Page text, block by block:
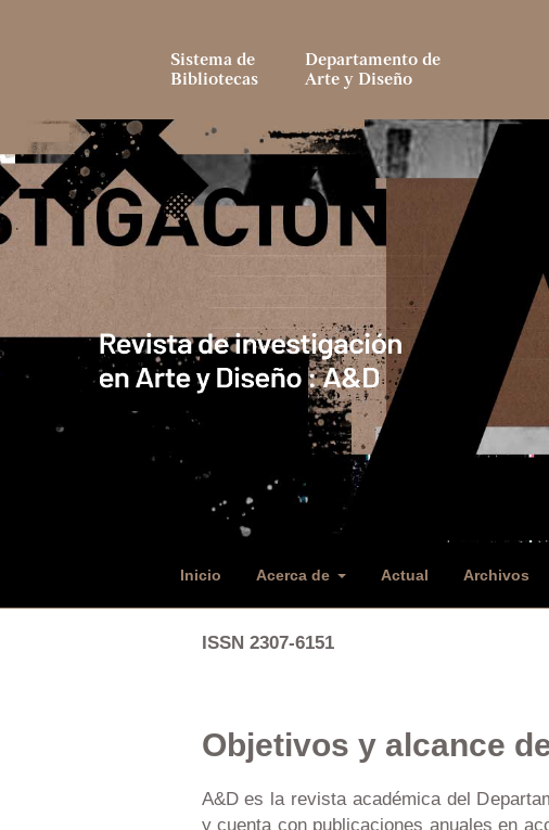
Sistema de
Bibliotecas
Departamento de
Arte y Diseño
Inicio Acerca de Actual Archivos
ISSN 2307-6151
Objetivos y alcance
A&D es la revista académica del
y cuenta con publicaciones anuales en